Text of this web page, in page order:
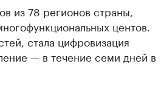
из 78 регионов страны,
центов.
стала цифровизация
— в течение семи дней в